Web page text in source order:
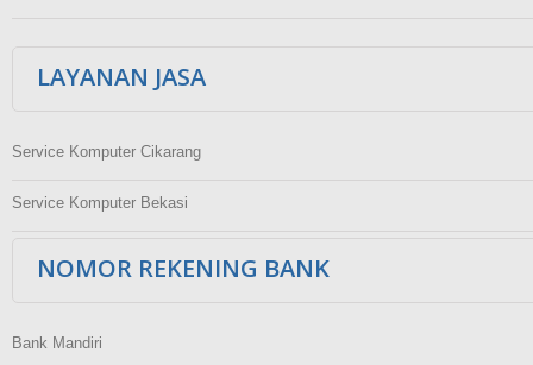
LAYANAN JASA
Service Komputer Cikarang
Service Komputer Bekasi
NOMOR REKENING BANK
Bank Mandiri